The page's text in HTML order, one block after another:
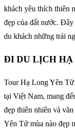
khách yêu thích thiên
đẹp của đất nước.
du khách những trải
ĐI DU LỊCH HẠ
Tour Hạ Long Yên Tử
tại Việt Nam, mang
đẹp thiên nhiên và
Yên Tử mùa nào đẹp